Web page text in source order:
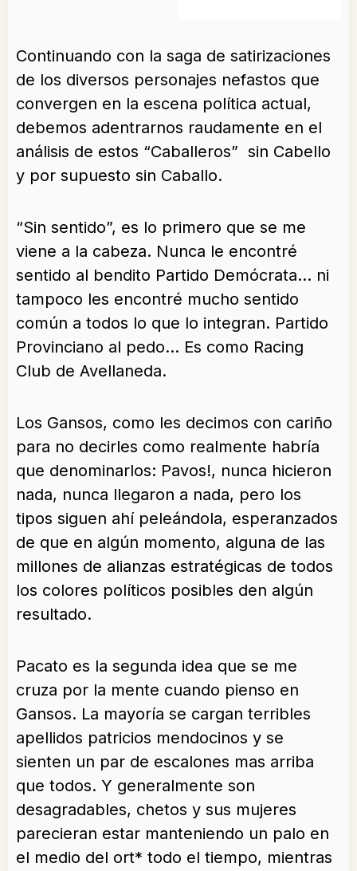
Continuando con la saga de satirizaciones
de los diversos personajes nefastos que
convergen en la escena política actual,
debemos adentrarnos raudamente en el
análisis de estos “Caballeros” sin Cabello
y por supuesto sin Caballo.
“Sin sentido”, es lo primero que se me
viene a la cabeza. Nunca le encontré
sentido al bendito Partido Demócrata… ni
tampoco les encontré mucho sentido
común a todos lo que lo integran. Partido
Provinciano al pedo… Es como Racing
Club de Avellaneda.
Los Gansos, como les decimos con cariño
para no decirles como realmente habría
que denominarlos: Pavos!, nunca hicieron
nada, nunca llegaron a nada, pero los
tipos siguen ahí peleándola, esperanzados
de que en algún momento, alguna de las
millones de alianzas estratégicas de todos
los colores políticos posibles den algún
resultado.
Pacato es la segunda idea que se me
cruza por la mente cuando pienso en
Gansos. La mayoría se cargan terribles
apellidos patricios mendocinos y se
sienten un par de escalones mas arriba
que todos. Y generalmente son
desagradables, chetos y sus mujeres
parecieran estar manteniendo un palo en
el medio del ort* todo el tiempo, mientras